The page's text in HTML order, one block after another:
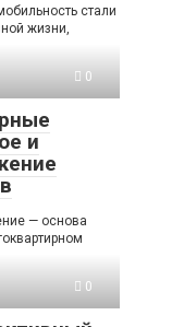
стали
жизни,
0
и
— основа
0